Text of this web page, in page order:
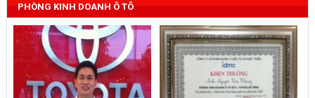
PHÒNG KINH DOANH Ô TÔ